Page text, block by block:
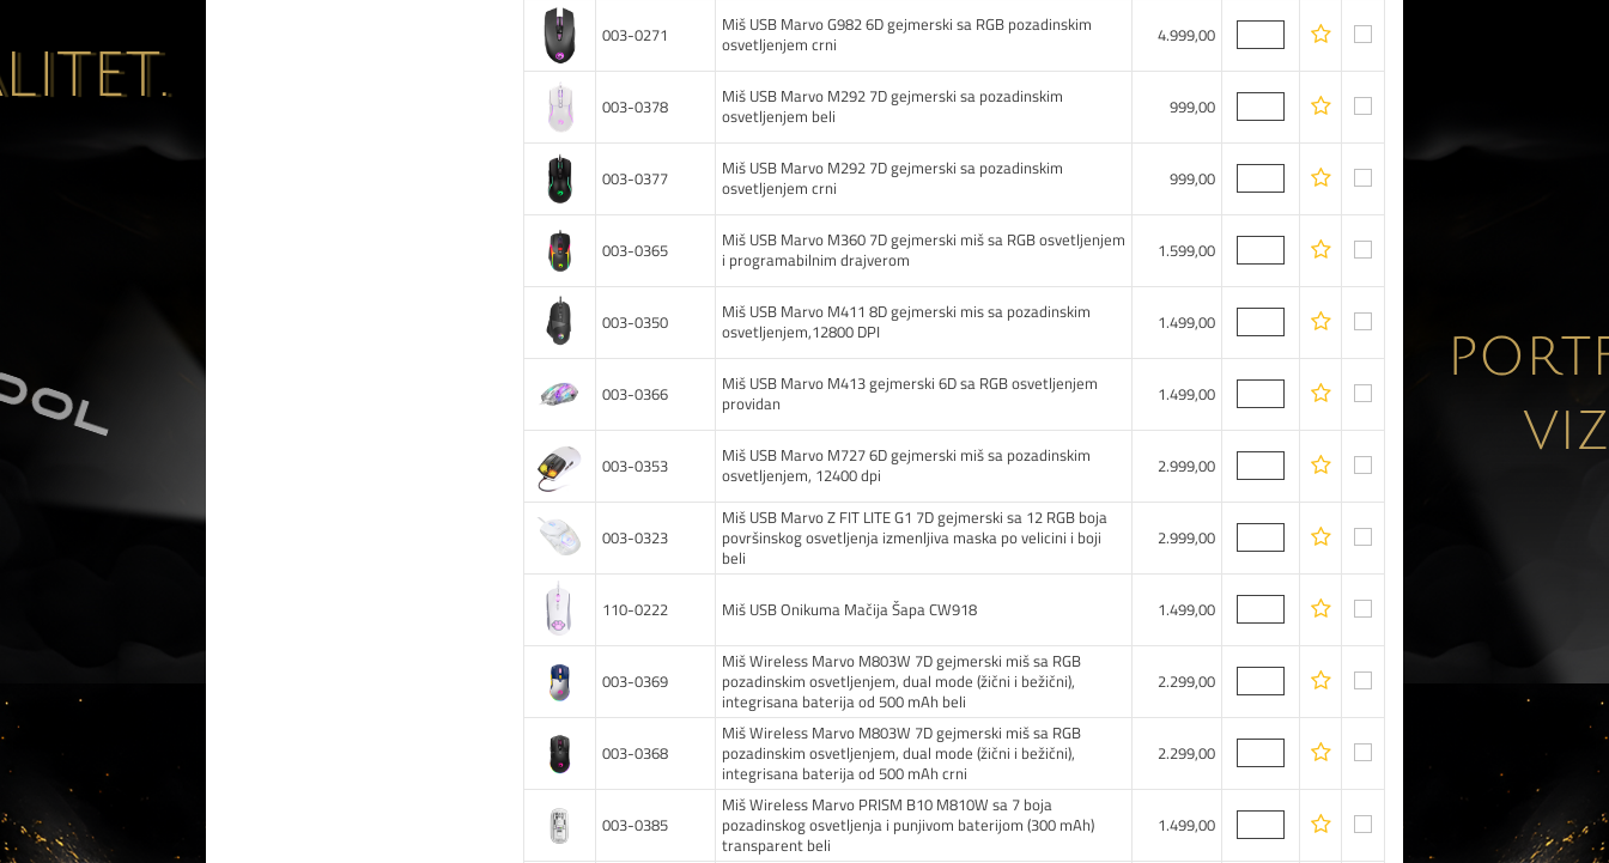
003-0271
Miš USB Marvo G982 6D gejmerski sa RGB pozadinskim
osvetljenjem crni
4.999,00
003-0378
Miš USB Marvo M292 7D gejmerski sa pozadinskim
osvetljenjem beli
999,00
003-0377
Miš USB Marvo M292 7D gejmerski sa pozadinskim
osvetljenjem crni
999,00
003-0365
Miš USB Marvo M360 7D gejmerski miš sa RGB osvetljenjem
i programabilnim drajverom
1.599,00
003-0350
Miš USB Marvo M411 8D gejmerski mis sa pozadinskim
osvetljenjem,12800 DPI
1.499,00
003-0366
Miš USB Marvo M413 gejmerski 6D sa RGB osvetljenjem
providan
1.499,00
003-0353
Miš USB Marvo M727 6D gejmerski miš sa pozadinskim
osvetljenjem, 12400 dpi
2.999,00
003-0323
Miš USB Marvo Z FIT LITE G1 7D gejmerski sa 12 RGB boja
površinskog osvetljenja izmenljiva maska po velicini i boji
beli
2.999,00
110-0222 Miš USB Onikuma Mačija Šapa CW918 1.499,00
003-0369
Miš Wireless Marvo M803W 7D gejmerski miš sa RGB
pozadinskim osvetljenjem, dual mode (žični i bežični),
integrisana baterija od 500 mAh beli
2.299,00
003-0368
Miš Wireless Marvo M803W 7D gejmerski miš sa RGB
pozadinskim osvetljenjem, dual mode (žični i bežični),
integrisana baterija od 500 mAh crni
2.299,00
003-0385
Miš Wireless Marvo PRISM B10 M810W sa 7 boja
pozadinskog osvetljenja i punjivom baterijom (300 mAh)
transparent beli
1.499,00